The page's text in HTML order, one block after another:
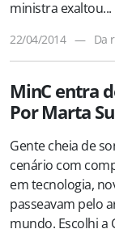
ministra exaltou...
22/04/2014 — Da
MinC entra
Por Marta
Gente cheia de
cenário com
em tecnologia,
passeavam pelo
mundo. Escolhi a